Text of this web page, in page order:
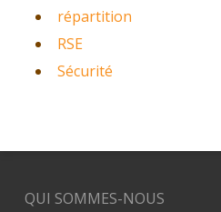
répartition
RSE
Sécurité
QUI SOMMES-NOUS